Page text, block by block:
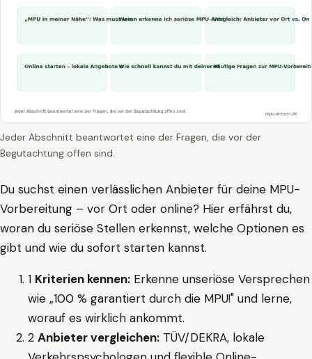
Jeder Abschnitt beantwortet eine der Fragen, die vor der
Begutachtung offen sind.
Du suchst einen verlässlichen Anbieter für deine MPU-
Vorbereitung – vor Ort oder online? Hier erfährst du,
woran du seriöse Stellen erkennst, welche Optionen es
gibt und wie du sofort starten kannst.
1 Kriterien kennen: Erkenne unseriöse Versprechen
wie „100 % garantiert durch die MPU!" und lerne,
worauf es wirklich ankommt.
2 Anbieter vergleichen: TÜV/DEKRA, lokale